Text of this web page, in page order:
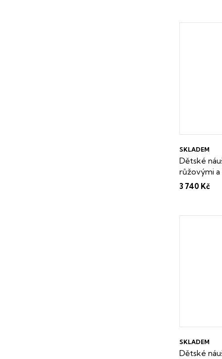
Dětské
růžovými a
Dárková
SKLADEM
3 740 Kč
Dětské
SKLADEM